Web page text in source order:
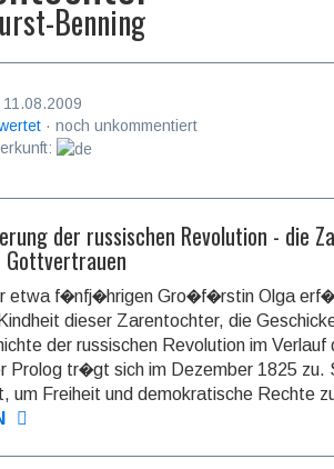
Benning
· noch unkommentiert
der russischen Revolution - die
etwa f�nfj�hrigen Gro�f�rstin Olga
dieser Zarentochter, die
der russischen Revolution im Verlauf
Prolog tr�gt sich im Dezember 1825 zu.
um Freiheit und demokratische Rechte